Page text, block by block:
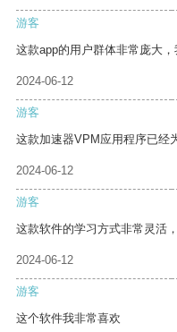
游客
这款app的用户群体非常庞大
2024-06-12
游客
这款加速器VPM应用程序已经
2024-06-12
游客
这款软件的学习方式非常灵活
2024-06-12
游客
这个软件我非常喜欢